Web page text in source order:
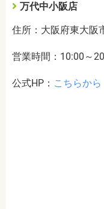
万代中小阪店
住所：大阪府東大阪
営業時間：10:00～
公式HP： こちらから